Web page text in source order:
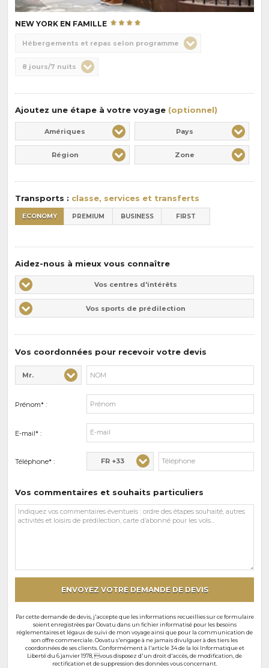
NEW YORK EN FAMILLE
:
Hébergements et repas selon programme
Durée
8 jours/7 nuits
Ajoutez une étape à votre voyage (optionnel)
Amériques Pays
Région Zone
Transports : classe, services et transferts
ECONOMY PREMIUM BUSINESS FIRST
Aidez-nous à mieux vous connaître
Vos
centres
d'intérêts
Vos centres d'intérêts
Vos
sports
de
Vos sports de prédilection
Vos coordonnées pour recevoir votre devis
Civilité* :
Mr.
Nom* :
Prénom* :
E-mail* :
Téléphone* : FR +33
Vos commentaires et souhaits particuliers
Vos
commentaires
ENVOYEZ VOTRE DEMANDE DE DEVIS
Par cette demande de devis, j'accepte que les informations recueillies sur ce formulaire
soient enregistrées par Oovatu dans un fichier informatisé pour les besoins
réglementaires et légaux de suivi de mon voyage ainsi que pour la communication de
son offre commerciale. Oovatu s'engage à ne jamais divulguer à des tiers les
coordonnées de ses clients. Conformément à l'article 34 de la loi Informatique et
Liberté du 6 janvier 1978, vous disposez d'un droit d'accès, de modification, de
rectification et de suppression des données vous concernant.